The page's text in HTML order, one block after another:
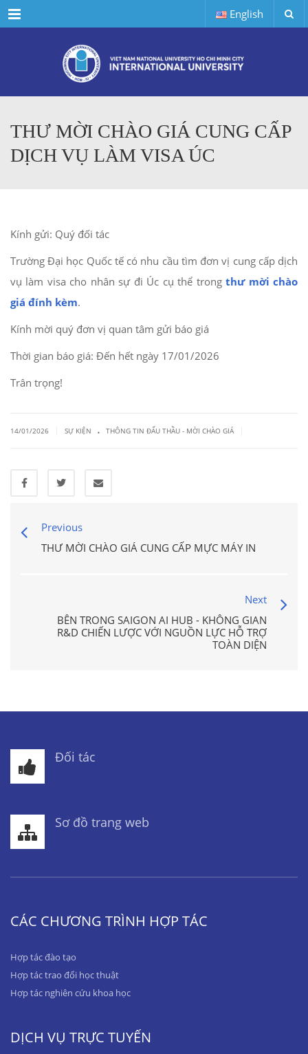
Menu English
THƯ MỜI CHÀO GIÁ CUNG CẤP
DỊCH VỤ LÀM VISA ÚC
Kính gửi: Quý đối tác
Trường Đại học Quốc tế có nhu cầu tìm đơn vị cung cấp dịch
vụ làm visa cho nhân sự đi Úc cụ thể trongthư mời chào
giá đính kèm.
Kính mời quý đơn vị quan tâm gửi báo giá
Thời gian báo giá: Đến hết ngày 17/01/2026
Trân trọng!
14/01/2026 SỰ KIỆN . THÔNG TIN ĐẤU THẦU - MỜI CHÀO GIÁ
Previous
THƯ MỜI CHÀO GIÁ CUNG CẤP MỰC MÁY IN
Next
BÊN TRONG SAIGON AI HUB - KHÔNG GIAN
R&D CHIẾN LƯỢC VỚI NGUỒN LỰC HỖ TRỢ
TOÀN DIỆN
Đối tác
Sơ đồ trang web
CÁC CHƯƠNG TRÌNH HỢP TÁC
Hợp tác đào tạo
Hợp tác trao đổi học thuật
Hợp tác nghiên cứu khoa học
DỊCH VỤ TRỰC TUYẾN